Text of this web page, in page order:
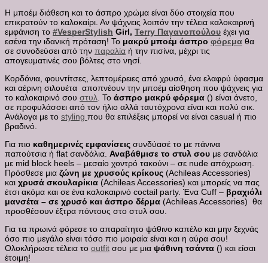
Η μποέμ διάθεση και το άσπρο χρώμα είναι δύο στοιχεία που
επικρατούν το καλοκαίρι. Αν ψάχνεις λοιπόν την τέλεια καλοκαιρινή
εμφάνιση το #VesperStylish Girl, Terry Παγανοπούλου έχει για
εσένα την ιδανική πρόταση! Το μακρύ μποέμ άσπρο φόρεμα θα
σε συνοδεύσει από την παραλία ή την πισίνα, μέχρι τις
απογευματινές σου βόλτες στο νησί.
Κορδόνια, φουντίτσες, λεπτομέρειες από χρυσό, ένα ελαφρύ ύφασμα
και αέρινη σιλουέτα αποπνέουν την μποέμ αίσθηση που ψάχνεις για
το καλοκαιρινό σου στυλ . Το άσπρο μακρύ φόρεμα () είναι άνετο,
σε προφυλάσσει από τον ήλιο αλλά ταυτόχρονα είναι και πολύ σικ.
Ανάλογα με το styling που θα επιλέξεις μπορεί να είναι casual ή πιο
βραδινό.
Για πιο καθημερινές εμφανίσεις συνδύασέ το με πάνινα
παπούτσια ή flat σανδάλια. Αναβάθμισε το στυλ σου με σανδάλια
με mid block heels – μεσαίο χοντρό τακούνι – σε nude απόχρωση.
Πρόσθεσε μια ζώνη με χρυσούς κρίκους (Achileas Accessories)
και χρυσά σκουλαρίκια (Achileas Accessories) και μπορείς να πας
έτσι ακόμα και σε ένα καλοκαιρινό coctail party. Ένα Cuff – βραχιόλι
μανσέτα – σε χρυσό και άσπρο δέρμα (Achileas Accessories) θα
προσθέσουν έξτρα πόντους στο στυλ σου.
Για τα πρωινά φόρεσε το απαραίτητο ψάθινο καπέλο και μην ξεχνάς
όσο πιο μεγάλο είναι τόσο πιο μοιραία είναι και η αύρα σου!
Ολοκλήρωσε τέλεια το outfit σου με μια ψάθινη τσάντα () και είσαι
έτοιμη!